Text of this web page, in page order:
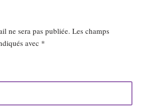
ne sera pas publiée. Les champs
avec *